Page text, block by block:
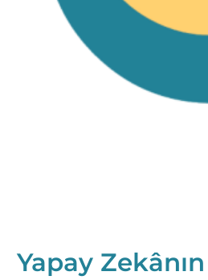
Yapay